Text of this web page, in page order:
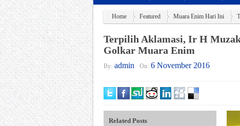
Home Featured Muara Enim Hari Ini
Terpilih Aklamasi, Ir H
Golkar Muara Enim
By: admin On: 6 November 2016
Related Posts